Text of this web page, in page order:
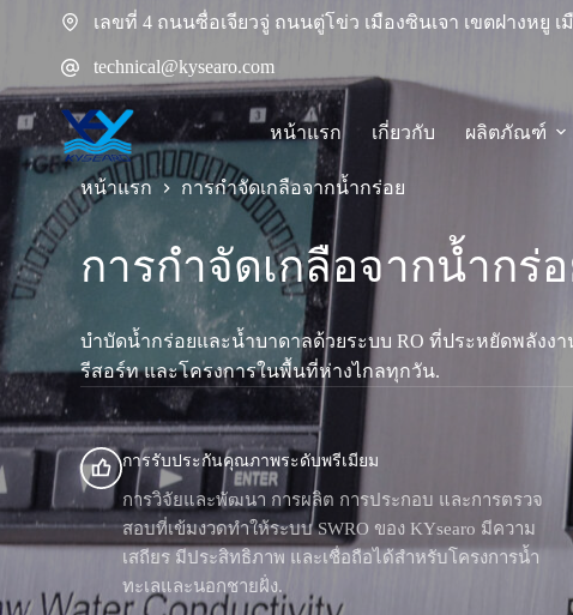
เนื้อหา
เลขที่ 4 ถนนซื่อเจียวจู่ ถนนตู่โข่ว เมืองซินเจา เขตฝางหยู
technical@kysearo.com
หน้าแรก เกี่ยวกับ ผลิตภัณฑ์
หน้าแรก การกำจัดเกลือจากน้ำกร่อย
การกำจัดเกลือจากน้ำกร่
บำบัดน้ำกร่อยและน้ำบาดาลด้วยระบบ RO ที่ประหยัดพลังง
รีสอร์ท และโครงการในพื้นที่ห่างไกลทุกวัน.
การรับประกันคุณภาพระดับพรีเมียม
การวิจัยและพัฒนา การผลิต การประกอบ และการตรวจ
สอบที่เข้มงวดทำให้ระบบ SWRO ของ KYsearo มีความ
เสถียร มีประสิทธิภาพ และเชื่อถือได้สำหรับโครงการน้ำ
ทะเลและนอกชายฝั่ง.